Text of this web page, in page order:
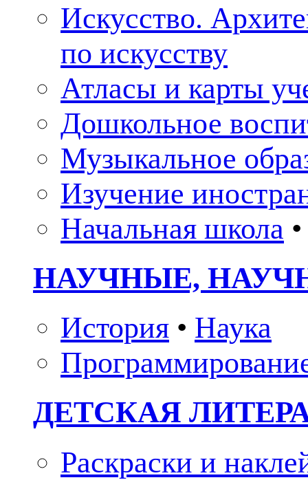
Искусство.
по искусству
Атласы и карты
Дошкольное
Музыкальное
Изучение
Начальная школа •
НАУЧНЫЕ,
История • Наука
ДЕТСКАЯ
Раскраски и